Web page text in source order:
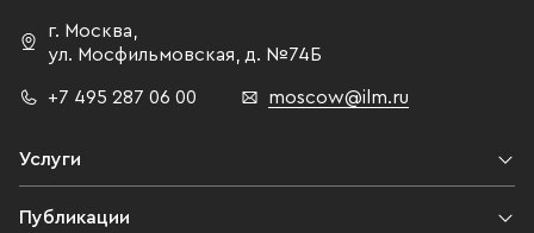
г. Москва,
ул. Мосфильмовская, д. №74Б
+7 495 287 06 00 moscow@ilm.ru
Услуги
Публикации